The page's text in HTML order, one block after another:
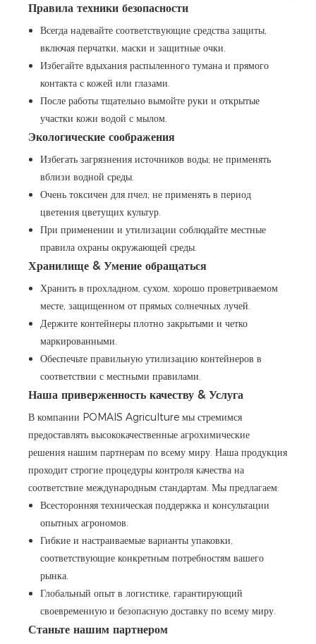
Правила техники безопасности
Всегда надевайте соответствующие средства защиты,
включая перчатки, маски и защитные очки.
Избегайте вдыхания распыленного тумана и прямого
контакта с кожей или глазами.
После работы тщательно вымойте руки и открытые
участки кожи водой с мылом.
Экологические соображения
Избегать загрязнения источников воды; не применять
вблизи водной среды.
Очень токсичен для пчел; не применять в период
цветения цветущих культур.
При применении и утилизации соблюдайте местные
правила охраны окружающей среды.
Хранилище & Умение обращаться
Хранить в прохладном, сухом, хорошо проветриваемом
месте, защищенном от прямых солнечных лучей.
Держите контейнеры плотно закрытыми и четко
маркированными.
Обеспечьте правильную утилизацию контейнеров в
соответствии с местными правилами.
Наша приверженность качеству & Услуга
В компании POMAIS Agriculture мы стремимся
предоставлять высококачественные агрохимические
решения нашим партнерам по всему миру. Наша продукция
проходит строгие процедуры контроля качества на
соответствие международным стандартам. Мы предлагаем:
Всесторонняя техническая поддержка и консультации
опытных агрономов.
Гибкие и настраиваемые варианты упаковки,
соответствующие конкретным потребностям вашего
рынка.
Глобальный опыт в логистике, гарантирующий
своевременную и безопасную доставку по всему миру.
Станьте нашим партнером